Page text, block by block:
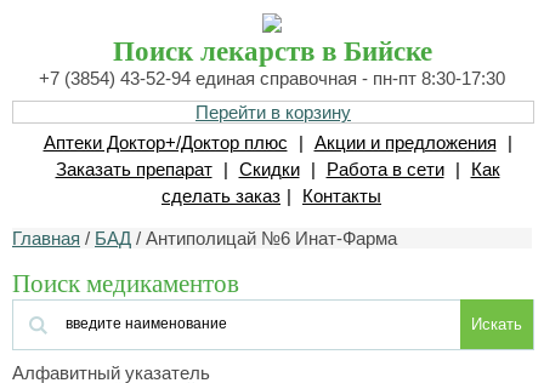
Поиск лекарств в Бийске
+7 (3854) 43-52-94 единая справочная - пн-пт 8:30-17:30
Перейти в корзину
Аптеки Доктор+/Доктор плюс
| Акции и предложения
|
Заказать препарат
| Скидки | Работа в сети |
Как
сделать заказ | Контакты
Главная / БАД / Антиполицай №6 Инат-Фарма
Поиск медикаментов
Искать
Алфавитный указатель